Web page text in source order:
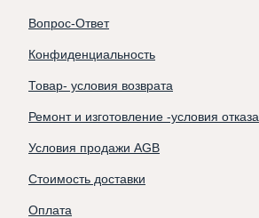
Вопрос-Ответ
Конфиденциальность
Товар- условия возврата
Ремонт и изготовление -условия отказа
Условия продажи AGB
Стоимость доставки
Оплата